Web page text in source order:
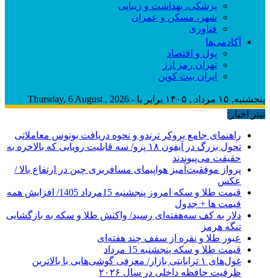
پزشکی، بهداشت و زیبایی
شهر، مسکن و عمران
فناوری
آکادمی‌ها
پول و اقتصاد
تهران رمز ارز
ایران بیت کوین
پنجشنبه, ۱۵ مرداد , ۱۴۰۵ برابر با - Thursday, 6 August , 2026
تیتر اخبار:
راهنمای جامع بروکر ترندو و نحوه دریافت بونوس معاملاتی
تحول بزرگ در آیفون ۱۸ پرو/ سه قابلیت رویایی که بالاخره به
حقیقت می‌پیوندند
پرواز موفقیت‌آمیز هواپیمای مسافربری چین در ارتفاع بالا /
عکس
قیمت طلا و سکه امروز پنجشنبه 15مرداد 1405/ افزایش همه
قیمت ها + جدول
دلار به کف سه‌هفته‌ای رسید/ واکنش طلا و سکه به بازگشایی
تنگه هرمز
عبور طلا و نقره از سقف چند هفته‌ای
قیمت طلا و سکه پنجشنبه 15 مرداد
غول‌های ۱ ترابایتی بازار/ معرفی گوشی‌هایی با بالاترین
ظرفیت حافظه داخلی در سال ۲۰۲۶